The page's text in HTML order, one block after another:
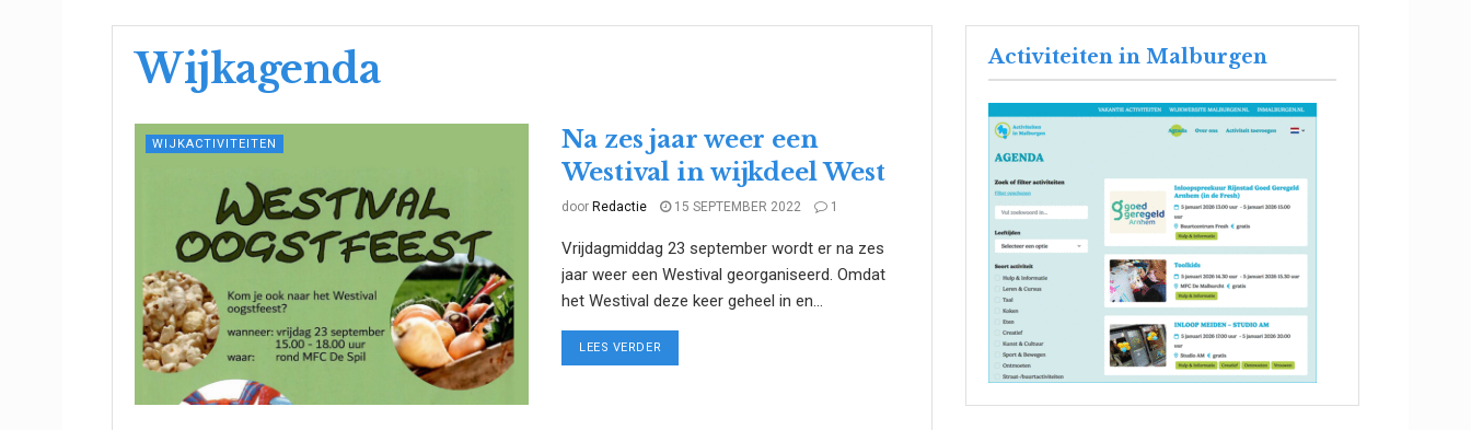
Wijkagenda
WIJKACTIVITEITEN
Na zes jaar weer een
Westival in wijkdeel West
door Redactie 15 SEPTEMBER 2022 1
Vrijdagmiddag 23 september wordt er na zes
jaar weer een Westival georganiseerd. Omdat
het Westival deze keer geheel in en...
LEES VERDER
Activiteiten in Malburgen